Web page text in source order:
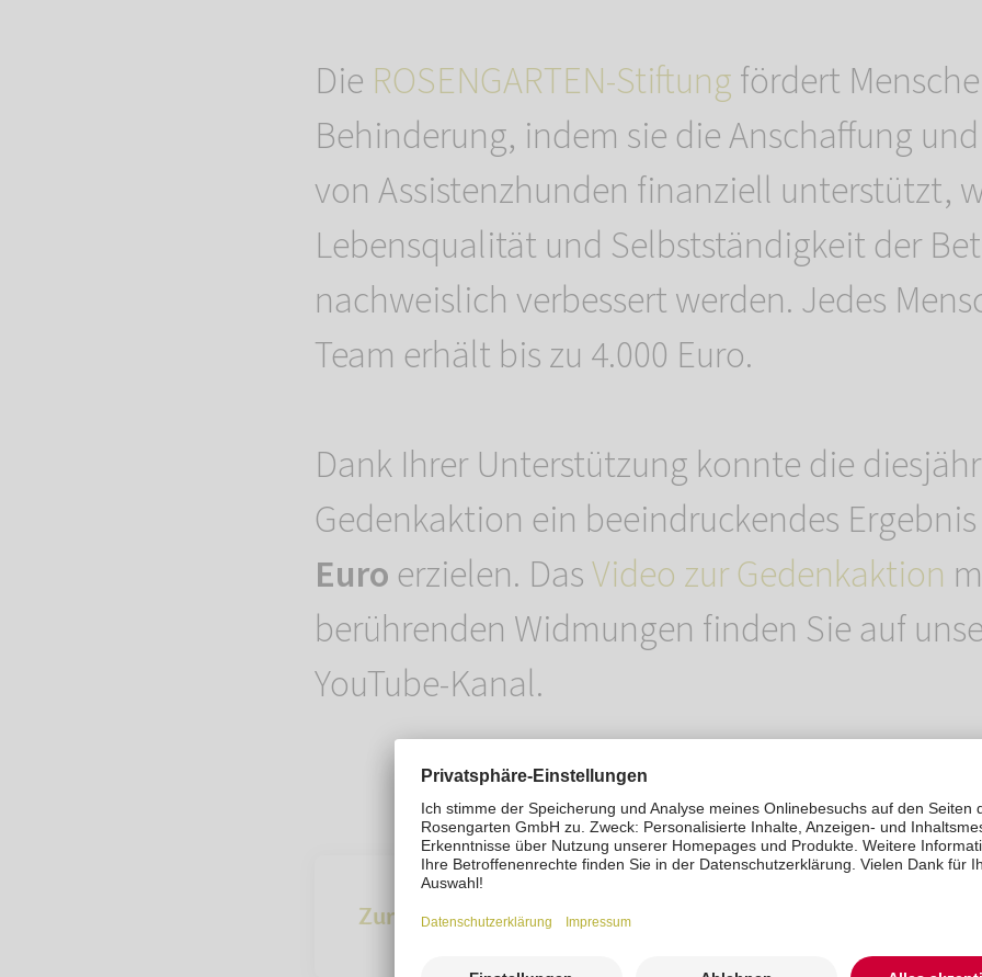
Die ROSENGARTEN-Stiftungfördert
Behinderung, indem sie die Anschaffung
von Assistenzhunden finanziell unterstützt,
Lebensqualität und Selbstständigkeit der
nachweislich verbessert werden. Jedes
Team erhält bis zu 4.000 Euro.
Dank Ihrer Unterstützung konnte die
Gedenkaktion ein beeindruckendes
Euro erzielen. DasVideo zur Gedenkaktion
berührenden Widmungen finden Sie auf
YouTube-Kanal.
Zur Übersicht